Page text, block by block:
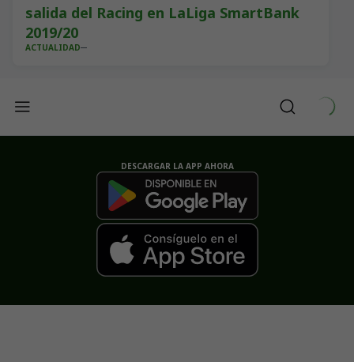
salida del Racing en LaLiga SmartBank
2019/20
ACTUALIDAD
DESCARGAR LA APP AHORA